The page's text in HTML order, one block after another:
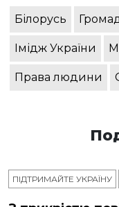
Білорусь
Імідж України
Права людини
ПІДТРИМАЙТЕ УКРАЇНУ